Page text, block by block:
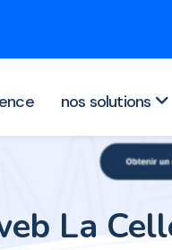
nos solutions
La